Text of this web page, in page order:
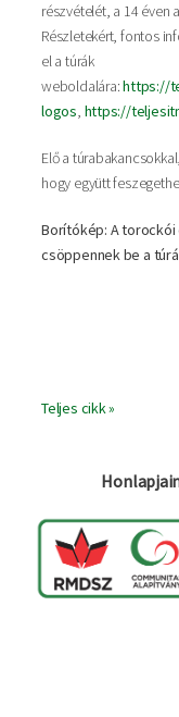
részvételét, a 14 éven
Részletekért, fontos
el a túrák
weboldalára:https://
logos, https://
Elő a
hogy együtt
Borítókép: A torockói
csöppennek be a
Teljes cikk »